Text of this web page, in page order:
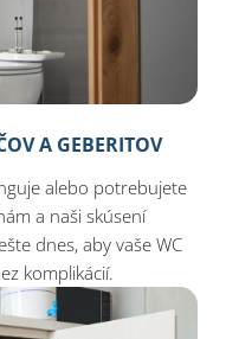
A GEBERITOV
alebo potrebujete
a naši skúsení
dnes, aby vaše WC
komplikácií.